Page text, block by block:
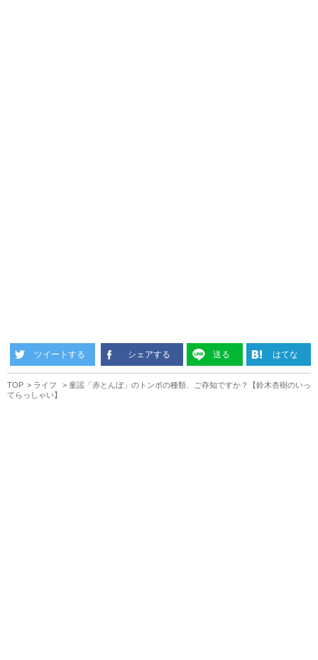
ツイートする シェアする 送る はてな
TOP ライフ
童謡「赤とんぼ」のトンボの種類、ご存知ですか？【鈴木杏樹のいっ
てらっしゃい】